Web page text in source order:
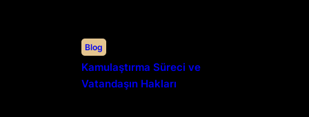
Blog
Kamulaştırma Süreci ve
Vatandaşın Hakları